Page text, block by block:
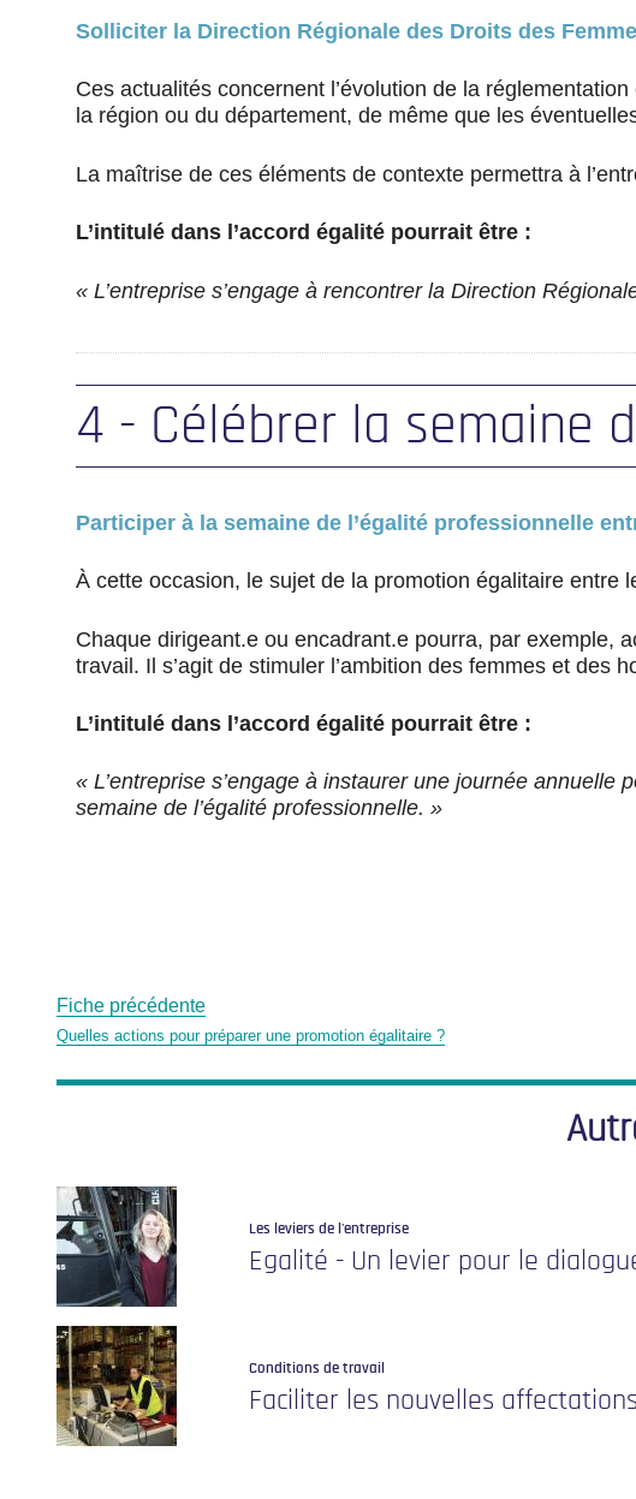
Solliciter la Direction Régionale des Droits des
Ces actualités concernent l’évolution de la
la région ou du département, de même que les
La maîtrise de ces éléments de contexte permettra à
L’intitulé dans l’accord égalité pourrait être :
« L’entreprise s’engage à rencontrer la Direction
4 - Célébrer la semaine
Participer à la semaine de l’égalité professionnelle
À cette occasion, le sujet de la promotion égalitaire entre
Chaque dirigeant.e ou encadrant.e pourra, par exemple,
travail. Il s’agit de stimuler l’ambition des femmes et des
L’intitulé dans l’accord égalité pourrait être :
« L’entreprise s’engage à instaurer une journée annuelle
semaine de l’égalité professionnelle. »
Fiche précédente
Quelles actions pour préparer une promotion égalitaire ?
Les leviers de l'entreprise
Egalité - Un levier pour le
Conditions de travail
Faciliter les nouvelles affectations